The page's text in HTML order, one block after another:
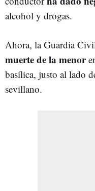
alcohol y drogas.
Ahora, la Guardia
muerte de la menor
basílica, justo al lado
sevillano.